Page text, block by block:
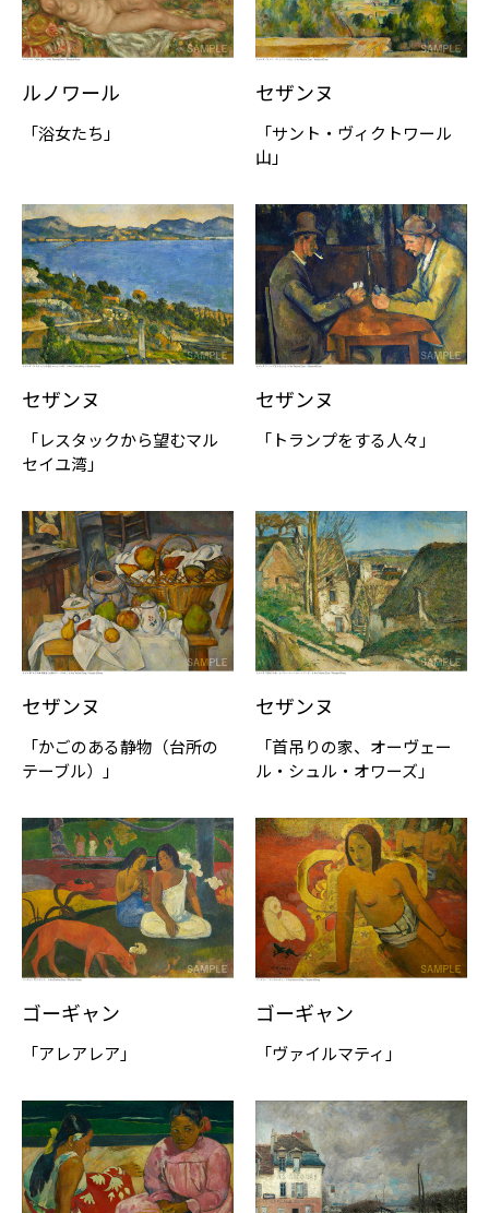
ルノワール
「浴女たち」
セザンヌ
「サント・ヴィクトワール
山」
セザンヌ
「レスタックから望むマル
セイユ湾」
セザンヌ
「トランプをする人々」
セザンヌ
「かごのある静物（台所の
テーブル）」
セザンヌ
「首吊りの家、オーヴェー
ル・シュル・オワーズ」
ゴーギャン
「アレアレア」
ゴーギャン
「ヴァイルマティ」